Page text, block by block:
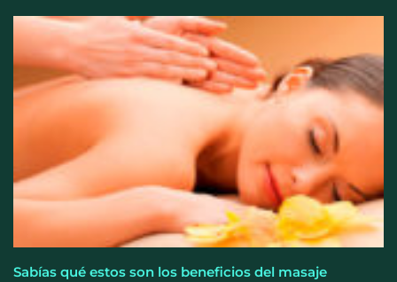
Sabías qué estos son los beneficios del masaje